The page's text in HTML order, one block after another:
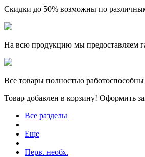
Скидки до 50% возможны по
На всю продукцию мы предоставляем
Все товары полностью работоспособны
Товар добавлен в корзину! Оформить
Все разделы
Еще
Перв. необх.